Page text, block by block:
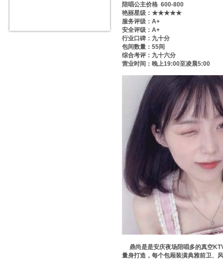
陪唱公主价格 600-800
艳丽星级：★★★★★
服务评级：A+
安全评级：A+
行业口碑：九十分
包间数量：55间
综合考评：九十六分
营业时间：晚上19:00至凌晨5:00
鼎尚是是安庆夜场陪唱多的真空
量身打造，每个包厢装潢典雅前卫、